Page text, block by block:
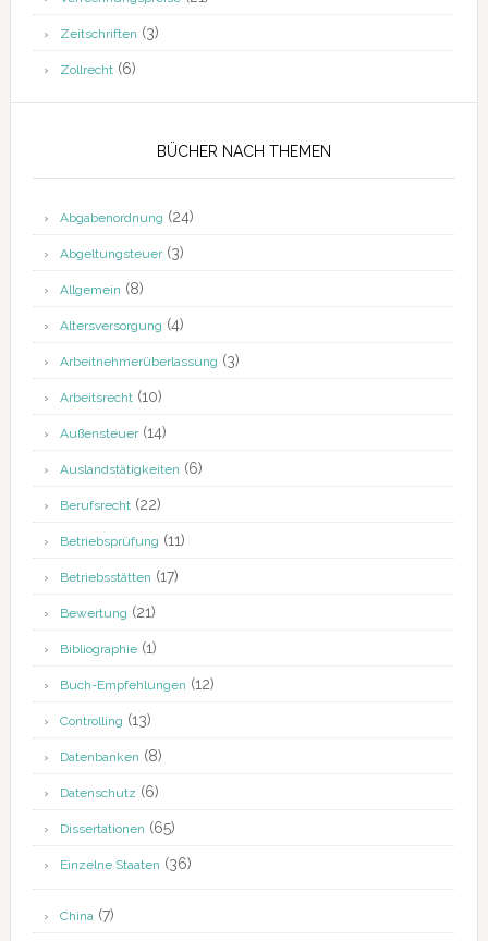
Zeitschriften (3)
Zollrecht(6)
BÜCHER NACH THEMEN
Abgabenordnung (24)
Abgeltungsteuer(3)
Allgemein (8)
Altersversorgung (4)
Arbeitnehmerüberlassung (3)
Arbeitsrecht(10)
Außensteuer(14)
Auslandstätigkeiten (6)
Berufsrecht(22)
Betriebsprüfung (11)
Betriebsstätten (17)
Bewertung (21)
Bibliographie(1)
Buch-Empfehlungen (12)
Controlling (13)
Datenbanken (8)
Datenschutz (6)
Dissertationen (65)
Einzelne Staaten (36)
China(7)